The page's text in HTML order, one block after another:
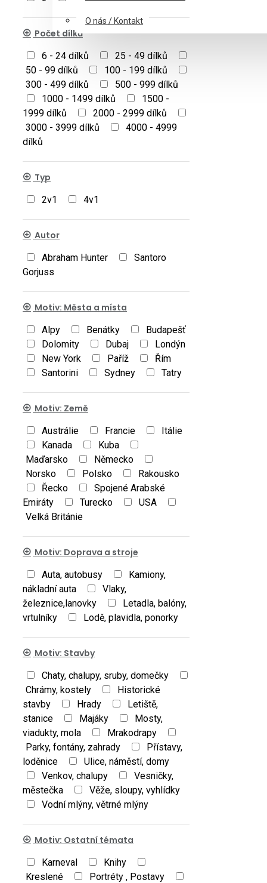
O nás / Kontakt
Počet dílků
6 - 24 dílků
25 - 49 dílků
50 - 99 dílků
100 - 199 dílků
300 - 499 dílků
500 - 999 dílků
1000 - 1499 dílků
1500 -
1999 dílků
2000 - 2999 dílků
3000 - 3999 dílků
4000 - 4999
dílků
Typ
2v1 4v1
Autor
Abraham Hunter
Santoro
Gorjuss
Motiv: Města a místa
Alpy Benátky
Budapešť
Dolomity
Dubaj
Londýn
New York
Paříž
Řím
Santorini
Sydney Tatry
Motiv: Země
Austrálie Francie
Itálie
Kanada
Kuba
Maďarsko
Německo
Norsko
Polsko
Rakousko
Řecko
Spojené Arabské
Emiráty
Turecko
USA
Velká Británie
Motiv: Doprava a stroje
Auta, autobusy
Kamiony,
nákladní auta
Vlaky,
železnice,lanovky
Letadla, balóny,
vrtulníky
Lodě, plavidla, ponorky
Motiv: Stavby
Chaty, chalupy, sruby, domečky
Chrámy, kostely
Historické
stavby
Hrady
Letiště,
stanice
Majáky
Mosty,
viadukty, mola
Mrakodrapy
Parky, fontány, zahrady
Přístavy,
loděnice
Ulice, náměstí, domy
Venkov, chalupy
Vesničky,
městečka
Věže, sloupy, vyhlídky
Vodní mlýny, větrné mlýny
Motiv: Ostatní témata
Karneval
Knihy
Kreslené
Portréty , Postavy